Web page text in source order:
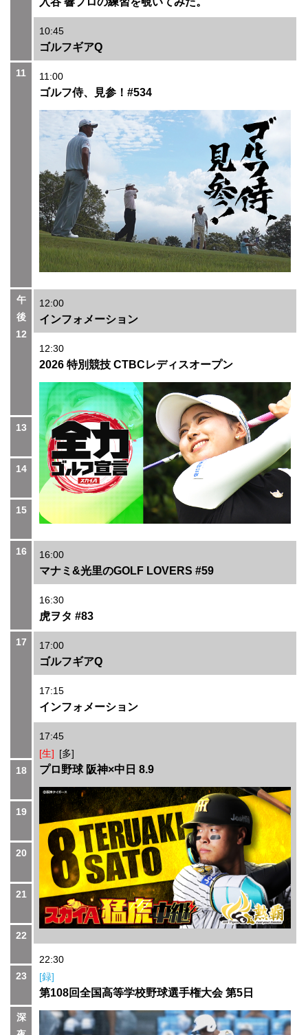
10:45
ゴルフギアQ
11 11:00
ゴルフ侍、見参！#534
午
後
12
12:00
インフォメーション
12:30
2026 特別競技 CTBCレディスオープン
13
14
15
16 16:00
マナミ&光里のGOLF LOVERS #59
16:30
虎ヲタ #83
17 17:00
ゴルフギアQ
17:15
インフォメーション
17:45
[生] [多]
プロ野球 阪神×中日 8.9
18
19
20
21
22
22:30
[録]
第108回全国高等学校野球選手権大会 第5日
23
深